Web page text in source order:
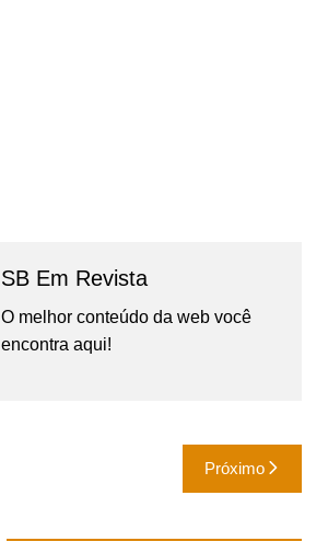
SB Em Revista
O melhor conteúdo da web você
encontra aqui!
Próximo